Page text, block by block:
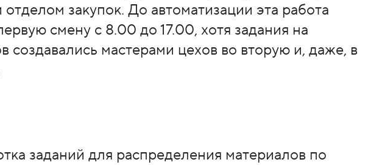
закупок. До автоматизации эта работа
смену с 8.00 до 17.00, хотя задания на
создавались мастерами цехов во вторую и, даже, в
заданий для распределения материалов по